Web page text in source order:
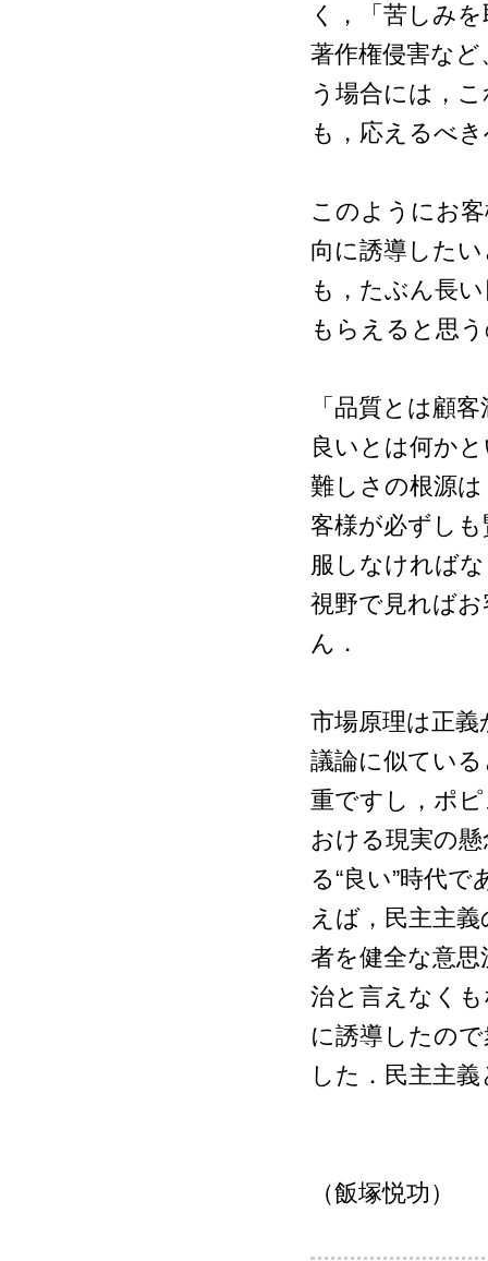
く，「苦しみ
著作権侵害な
う場合には，
も，応えるべ
このようにお
向に誘導した
も，たぶん長
もらえると思
「品質とは顧
良いとは何か
難しさの根源
客様が必ずし
服しなければ
視野で見れば
ん．
市場原理は正
議論に似てい
重ですし，ポ
おける現実の
る“良い”時代
えば，民主主
者を健全な意
治と言えなく
に誘導したの
した．民主主
（飯塚悦功）